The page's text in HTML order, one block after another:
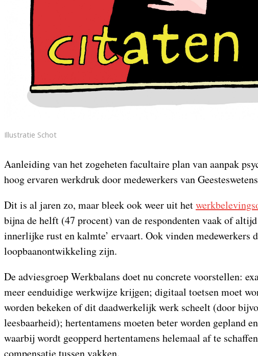
Illustratie Schot
Aanleiding van het zogeheten facultaire plan van aanpak
hoog ervaren werkdruk door medewerkers van
Dit is al jaren zo, maar bleek ook weer uit het
bijna de helft (47 procent) van de respondenten vaak of
innerlijke rust en kalmte’ ervaart. Ook vinden medewerkers
loopbaanontwikkeling zijn.
De adviesgroep Werkbalans doet nu concrete voorstellen:
meer eenduidige werkwijze krijgen; digitaal toetsen moet
worden bekeken of dit daadwerkelijk werk scheelt (door
leesbaarheid); hertentamens moeten beter worden gepland
waarbij wordt geopperd hertentamens helemaal af te
compensatie tussen vakken.